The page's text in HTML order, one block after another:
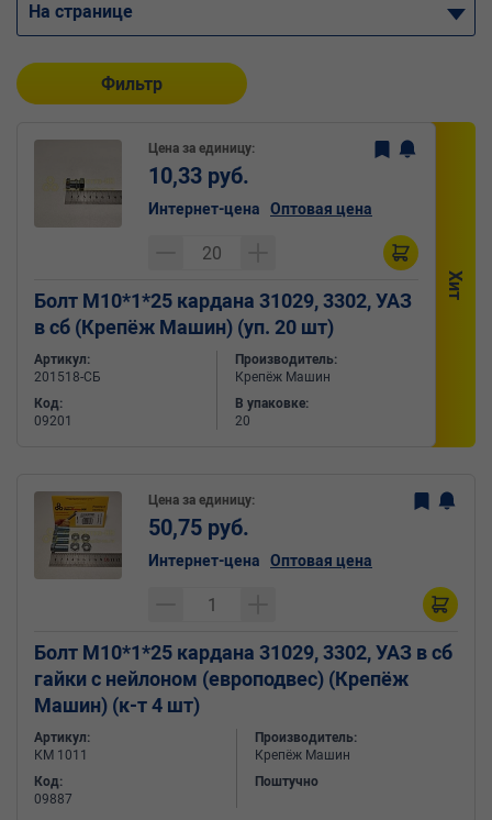
На странице
Фильтр
Хит
Болт М10*1*25 кардана 31029, 3302, УАЗ
в сб (Крепёж Машин) (уп. 20 шт)
Артикул:
201518-СБ
Код:
09201
Производитель:
Крепёж Машин
В упаковке:
20
Цена за единицу:
10,33 руб.
Интернет-цена Оптовая цена
Болт М10*1*25 кардана 31029, 3302, УАЗ в сб
гайки с нейлоном (европодвес) (Крепёж
Машин) (к-т 4 шт)
Артикул:
КМ 1011
Код:
09887
Производитель:
Крепёж Машин
Поштучно
Цена за единицу:
50,75 руб.
Интернет-цена Оптовая цена